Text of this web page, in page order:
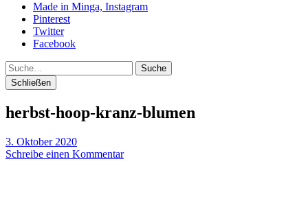
Made in Minga, Instagram
Pinterest
Twitter
Facebook
Suche
Schließen
herbst-hoop-kranz-blumen
3. Oktober 2020
Schreibe einen Kommentar